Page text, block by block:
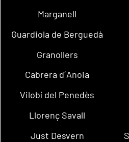
Marganell
Guardiola de Berguedà
Granollers
Cabrera d´Anoia
Vilobí del Penedès
Llorenç Savall
Just Desvern